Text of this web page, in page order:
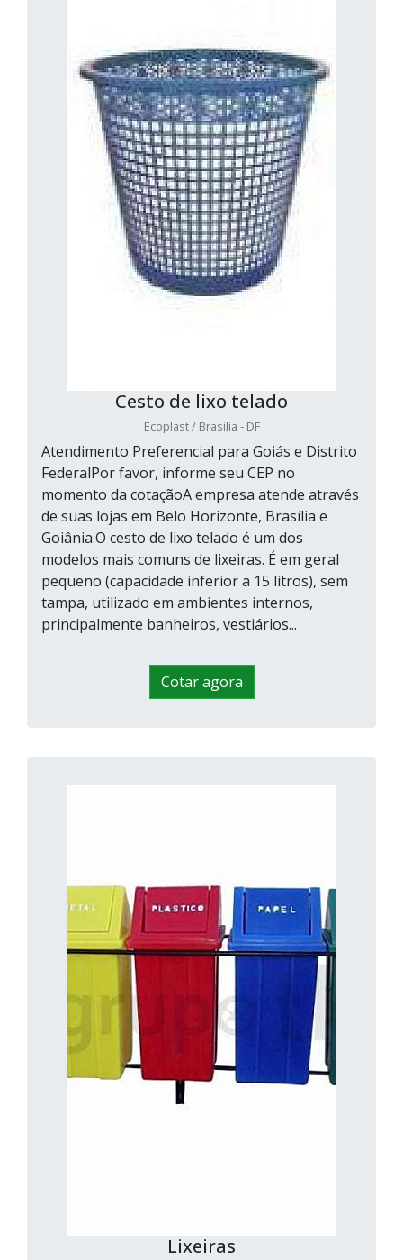
Cesto de lixo telado
Ecoplast / Brasilia - DF
Atendimento Preferencial para Goiás e Distrito
FederalPor favor, informe seu CEP no
momento da cotaçãoA empresa atende através
de suas lojas em Belo Horizonte, Brasília e
Goiânia.O cesto de lixo telado é um dos
modelos mais comuns de lixeiras. É em geral
pequeno (capacidade inferior a 15 litros), sem
tampa, utilizado em ambientes internos,
principalmente banheiros, vestiários...
Cotar agora
Lixeiras